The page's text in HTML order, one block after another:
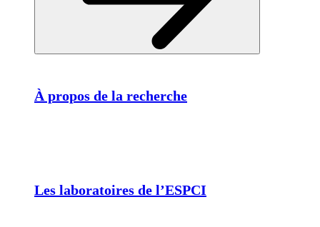
À propos de la recherche
Les laboratoires de l’ESPCI